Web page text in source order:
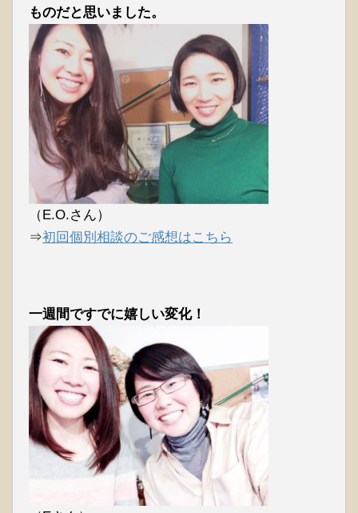
ものだと思いました。
（E.O.さん）
⇒初回個別相談のご感想はこちら
一週間ですでに嬉しい変化！